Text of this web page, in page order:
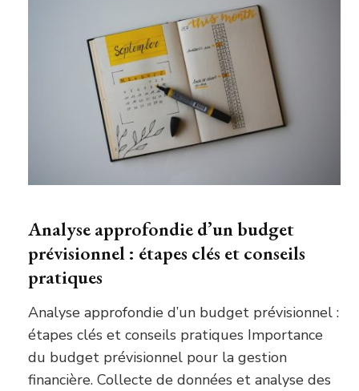
Analyse approfondie d’un budget
prévisionnel : étapes clés et conseils
pratiques
Analyse approfondie d’un budget prévisionnel :
étapes clés et conseils pratiques Importance
du budget prévisionnel pour la gestion
financière. Collecte de données et analyse des